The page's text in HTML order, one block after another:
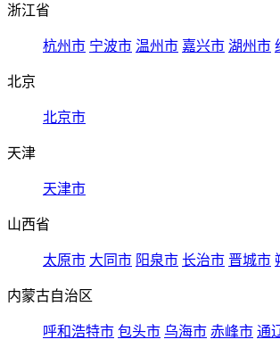
浙江省
杭州市 宁波市 温州市 嘉兴市 湖州市
北京
北京市
天津
天津市
山西省
太原市 大同市 阳泉市 长治市 晋城市
内蒙古自治区
呼和浩特市 包头市 乌海市 赤峰市 通